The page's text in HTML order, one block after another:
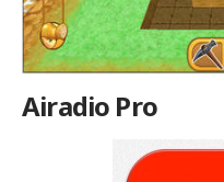
Airadio Pro